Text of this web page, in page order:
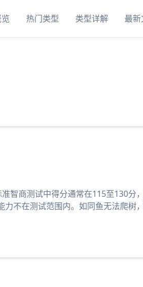
热门类型 类型详解 最
智商测试中得分通常在115至130
不在测试范围内。如同鱼无法爬树